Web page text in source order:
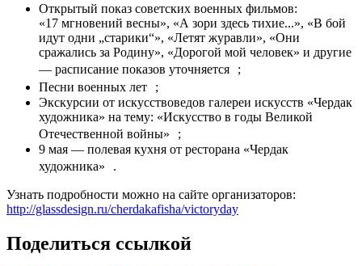
Открытый показ советских военных фильмов:
«17 мгновений весны», «А зори здесь тихие...», «В бой
идут одни „старики“», «Летят журавли», «Они
сражались за Родину», «Дорогой мой человек» и другие
— расписание показов уточняется ;
Песни военных лет ;
Экскурсии от искусствоведов галереи искусств «Чердак
художника» на тему: «Искусство в годы Великой
Отечественной войны» ;
9 мая — полевая кухня от ресторана «Чердак
художника» .
Узнать подробности можно на сайте организаторов:
http://glassdesign.ru/cherdakafisha/victoryday
Поделиться ссылкой